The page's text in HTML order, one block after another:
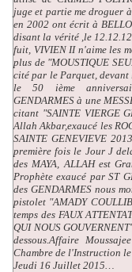
juge et partie me droguer
en 2002 ont écrit à
disant la vérité ,le
fuit, VIVIEN II n'aime les
plus de "MOUSTIQUE
cité par le Parquet, devant
le 50 ième
GENDARMES à une
citant "SAINTE VIERGE
Allah Akbar,exaucé les
SAINTE GENEVIEVE
première fois le Jour J
des MAYA, ALLAH est
Prophète exaucé par ST
des GENDARMES nous
pistolet "AMADY
temps des FAUX
QUI NOUS
dessous.Affaire
Chambre de l'Instruction
Jeudi 16 Juillet 2015…